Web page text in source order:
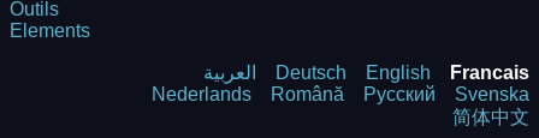
Outils
Elements
العربية Deutsch English
Francais
Nederlands
Română Русский
Svenska
简体中文